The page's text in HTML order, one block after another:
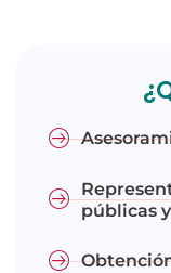
públicas